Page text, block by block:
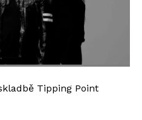
Tipping Point